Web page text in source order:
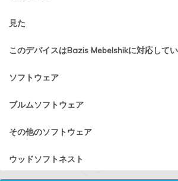
見た
このデバイスはBazis Mebelshikに対応してい
ソフトウェア
ブルムソフトウェア
その他のソフトウェア
ウッドソフトネスト